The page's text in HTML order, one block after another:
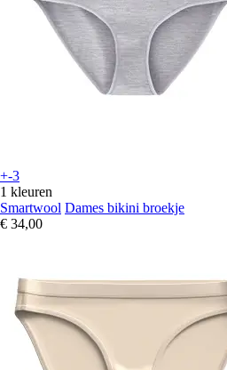
+-3
1 kleuren
Smartwool Dames bikini broekje
€ 34,00